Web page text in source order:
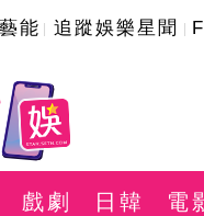
能 追蹤娛樂星聞
戲劇 日韓 電